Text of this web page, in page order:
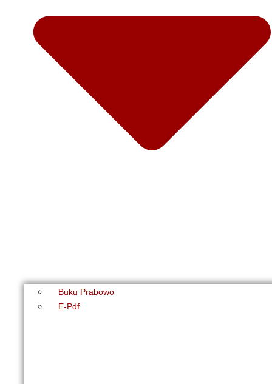
Buku Prabowo
E-Pdf